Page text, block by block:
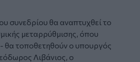
συνεδρίου θα αναπτυχθεί το
μεταρρύθμισης, όπου
θα τοποθετηθούν ο υπουργός
Λιβάνιος, ο